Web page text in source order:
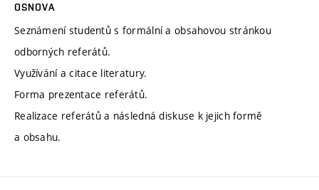
OSNOVA
Seznámení studentů s formální a obsahovou stránkou
odborných referátů.
Využívání a citace literatury.
Forma prezentace referátů.
Realizace referátů a následná diskuse k jejich formě
a obsahu.